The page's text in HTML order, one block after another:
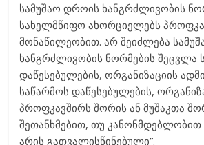
სამუშაო დროის ხანგრძლივობის
სახელმწიფო ახორციელებს
მონაწილეობით. არ შეიძლება
ხანგრძლივობის ნორმების შეცვლა
დაწესებულების, ორგანიზაციის
საწარმოს დაწესებულების,
პროფკავშირს შორის ან მუშაკთა
შეთანხმებით, თუ კანონმდებლობით
არის გათვალისწინებული”.